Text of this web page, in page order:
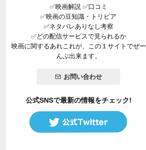
✅映画解説 ✅口コミ
✅映画の豆知識・トリビア
✅ネタバレありなし考察
✅どの配信サービスで見られるか
映画に関するあれこれが、この１サイトでぜー
んぶ出来ます。
お問い合わせ
公式SNSで最新の情報をチェック!